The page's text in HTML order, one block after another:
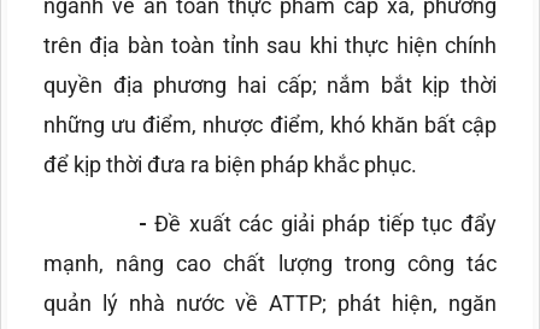
ngành về an toàn thực phẩm cấp xã, phường
trên địa bàn toàn tỉnh sau khi thực hiện chính
quyền địa phương hai cấp; nắm bắt kịp thời
những ưu điểm, nhược điểm, khó khăn bất cập
để kịp thời đưa ra biện pháp khắc phục.
-Đề xuất các giải pháp tiếp tục đẩy
mạnh, nâng cao chất lượng trong công tác
quản lý nhà nước về ATTP; phát hiện, ngăn